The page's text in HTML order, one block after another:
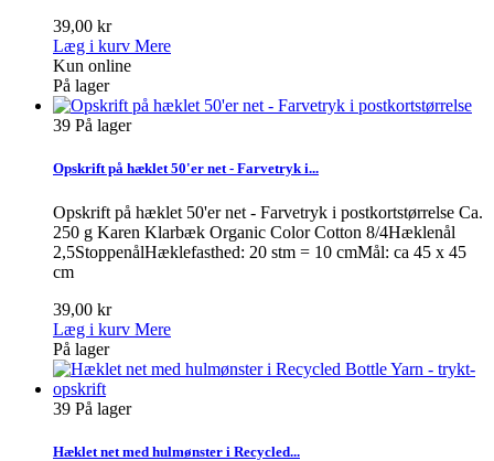
39,00 kr
Læg i kurv Mere
Kun online
På lager
39 På lager
Opskrift på hæklet 50'er net - Farvetryk i...
Opskrift på hæklet 50'er net - Farvetryk i postkortstørrelse Ca.
250 g Karen Klarbæk Organic Color Cotton 8/4Hæklenål
2,5StoppenålHæklefasthed: 20 stm = 10 cmMål: ca 45 x 45
cm
39,00 kr
Læg i kurv Mere
På lager
39 På lager
Hæklet net med hulmønster i Recycled...